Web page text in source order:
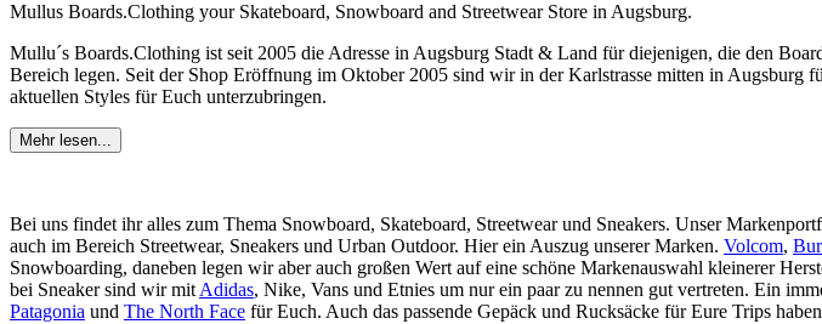
Mullus Boards.Clothing your Skateboard, Snowboard and Streetwear Store in Augsburg.
Mullu´s Boards.Clothing ist seit 2005 die Adresse in Augsburg Stadt & Land für diejenigen, die den
Bereich legen. Seit der Shop Eröffnung im Oktober 2005 sind wir in der Karlstrasse mitten in Augsburg
aktuellen Styles für Euch unterzubringen.
Mehr lesen...
Bei uns findet ihr alles zum Thema Snowboard, Skateboard, Streetwear und Sneakers. Unser
auch im Bereich Streetwear, Sneakers und Urban Outdoor. Hier ein Auszug unserer Marken. Volcom,
Snowboarding, daneben legen wir aber auch großen Wert auf eine schöne Markenauswahl kleinerer
bei Sneaker sind wir mit Adidas, Nike, Vans und Etnies um nur ein paar zu nennen gut vertreten. Ein
Patagonia und The North Face für Euch. Auch das passende Gepäck und Rucksäcke für Eure Trips